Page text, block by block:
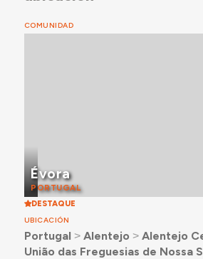
COMUNIDAD
Évora
PORTUGAL
DESTAQUE
UBICACIÓN
Portugal ˃ Alentejo ˃ Alentejo
União das Freguesias de Nossa